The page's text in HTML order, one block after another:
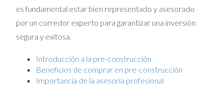
es fundamental estar bien representado y asesorado
por un corredor experto para garantizar una inversión
segura y exitosa.
Introducción a la pre-construcción
Beneficios de comprar en pre-construcción
Importancia de la asesoría profesional